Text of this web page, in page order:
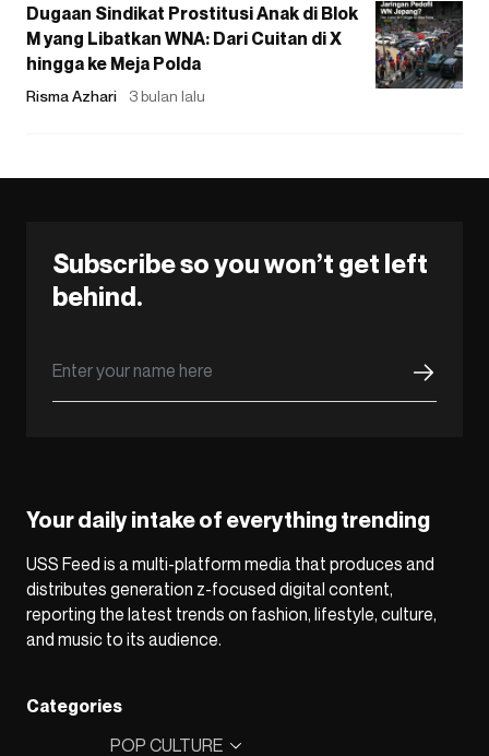
Dugaan Sindikat Prostitusi Anak di Blok
M yang Libatkan WNA: Dari Cuitan di X
hingga ke Meja Polda
Risma Azhari 3 bulan lalu
Subscribe so you won’t get left
behind.
Your daily intake of everything trending
USS Feed is a multi-platform media that produces and
distributes generation z-focused digital content,
reporting the latest trends on fashion, lifestyle, culture,
and music to its audience.
Categories
POP CULTURE